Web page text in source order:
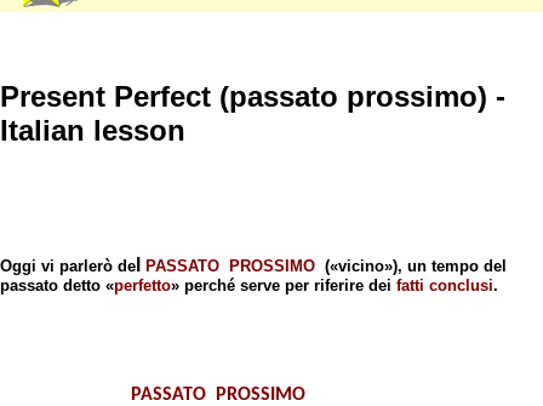
Present Perfect (passato prossimo) -
Italian lesson
Oggi vi parlerò de PASSATO PROSSIMO («vicino»), un tempo del
passato detto «perfetto» perché serve per riferire dei fatti conclusi.
PASSATO PROSSIMO